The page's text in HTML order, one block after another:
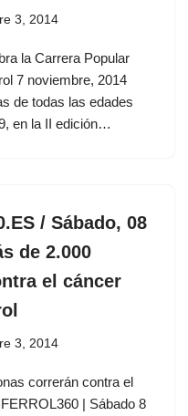
3, 2014
la Carrera Popular
7 noviembre, 2014
de todas las edades
en la II edición…
/ Sábado, 08
de 2.000
el cáncer
3, 2014
correrán contra el
| Sábado 8